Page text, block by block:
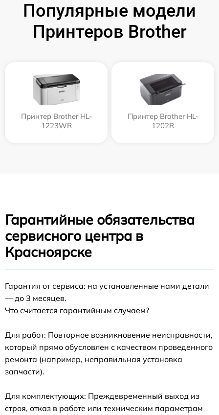
Популярные модели
Принтеров Brother
Принтер Brother HL-
1223WR
Принтер Brother HL-
1202R
Гарантийные обязательства
сервисного центра в
Красноярске
Гарантия от сервиса: на установленные нами детали
— до 3 месяцев.
Что считается гарантийным случаем?
Для работ: Повторное возникновение неисправности,
который прямо обусловлен с качеством проведенного
ремонта (например, неправильная установка
запчасти).
Для комплектующих: Преждевременный выход из
строя, отказ в работе или техническим параметрам